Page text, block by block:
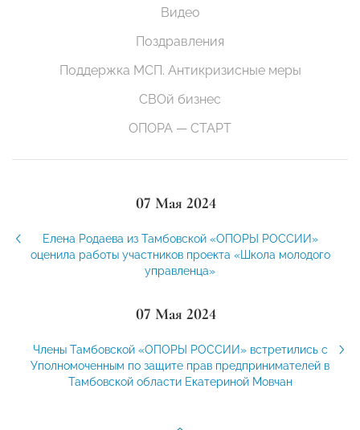
Видео
Поздравления
Поддержка МСП. Антикризисные меры
СВОй бизнес
ОПОРА — СТАРТ
07 Мая 2024
Елена Родаева из Тамбовской «ОПОРЫ РОССИИ»
оценила работы участников проекта «Школа молодого
управленца»
07 Мая 2024
Члены Тамбовской «ОПОРЫ РОССИИ» встретились с
Уполномоченным по защите прав предпринимателей в
Тамбовской области Екатериной Мовчан